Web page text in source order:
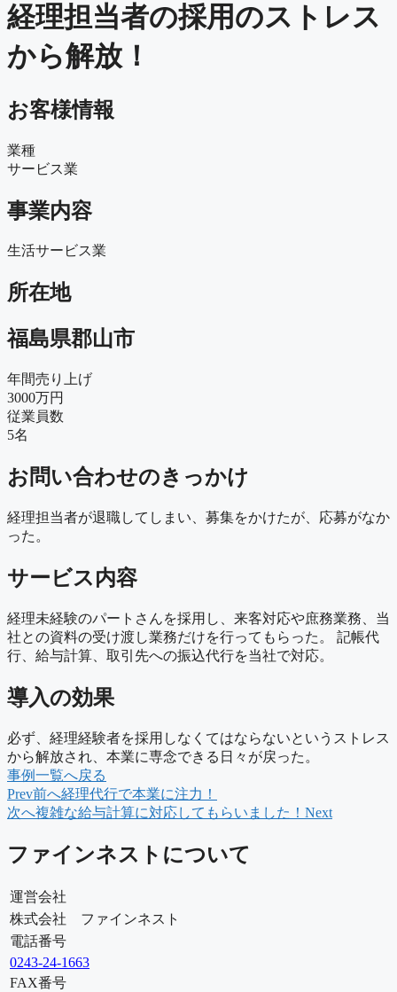
経理担当者の採用のストレス
から解放！
お客様情報
業種
サービス業
事業内容
生活サービス業
所在地
福島県郡山市
年間売り上げ
3000万円
従業員数
5名
お問い合わせのきっかけ
経理担当者が退職してしまい、募集をかけたが、応募がなか
った。
サービス内容
経理未経験のパートさんを採用し、来客対応や庶務業務、当
社との資料の受け渡し業務だけを行ってもらった。 記帳代
行、給与計算、取引先への振込代行を当社で対応。
導入の効果
必ず、経理経験者を採用しなくてはならないというストレス
から解放され、本業に専念できる日々が戻った。
事例一覧へ戻る
Prev前へ経理代行で本業に注力！
次へ複雑な給与計算に対応してもらいました！ Next
ファインネストについて
運営会社
株式会社 ファインネスト
電話番号
0243-24-1663
FAX番号